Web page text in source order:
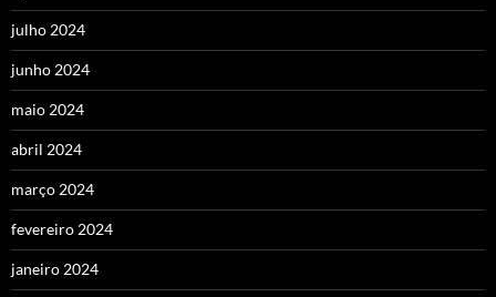
julho 2024
junho 2024
maio 2024
abril 2024
março 2024
fevereiro 2024
janeiro 2024